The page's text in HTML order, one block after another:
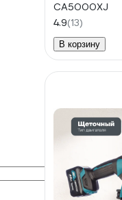
CA5000XJ
4.9(13)
В корзину